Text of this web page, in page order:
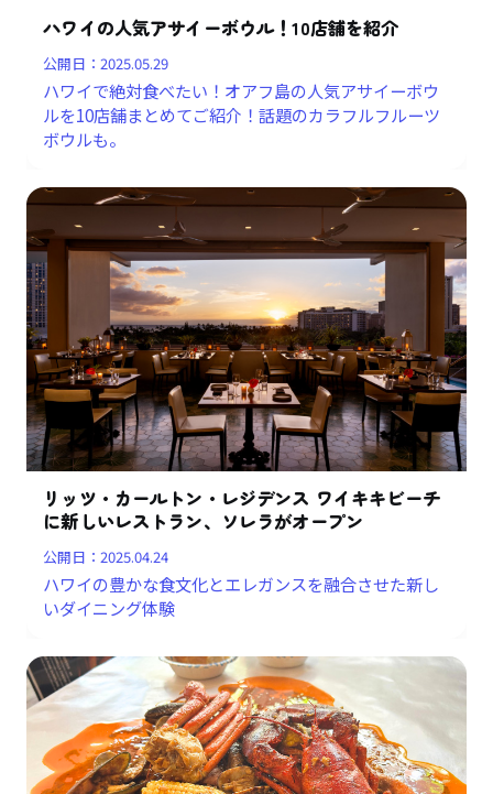
ハワイの人気アサイーボウル！10店舗を紹介
公開日：2025.05.29
ハワイで絶対食べたい！オアフ島の人気アサイーボウ
ルを10店舗まとめてご紹介！話題のカラフルフルーツ
ボウルも。
リッツ・カールトン・レジデンス ワイキキビーチ
に新しいレストラン、ソレラがオープン
公開日：2025.04.24
ハワイの豊かな食文化とエレガンスを融合させた新し
いダイニング体験